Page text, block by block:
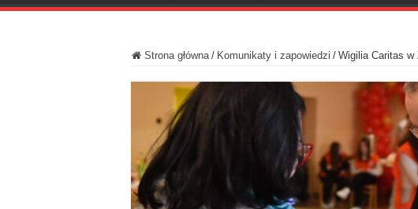
Strona główna / Komunikaty i zapowiedzi / Wigilia Caritas w